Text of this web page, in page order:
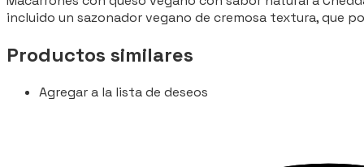
incluido un sazonador vegano de cremosa textura, que
Productos similares
Agregar a la lista de deseos